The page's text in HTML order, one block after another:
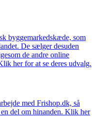
byggemarkedskæde, som
De sælger desuden
de andre online
her for at se deres udvalg.
med Frishop.dk, så
del om hinanden. Klik her